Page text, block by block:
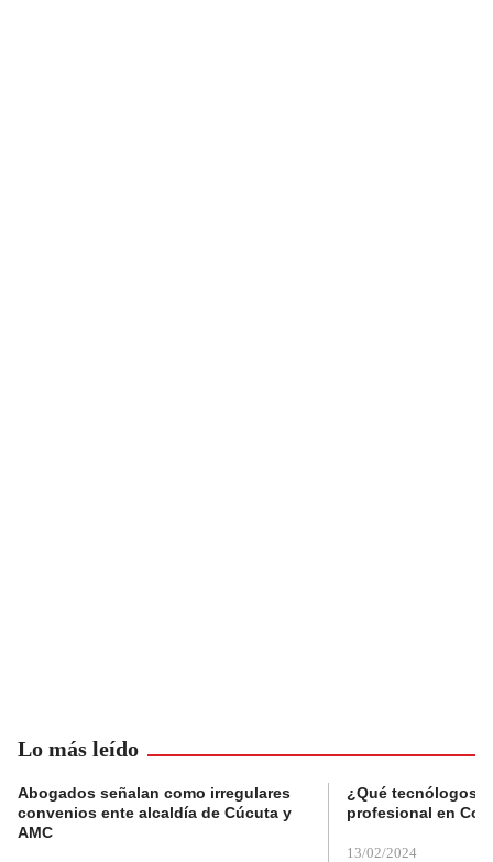
Lo más leído
Abogados señalan como irregulares
convenios ente alcaldía de Cúcuta y
AMC
¿Qué tecnólogos
profesional en
13/02/2024